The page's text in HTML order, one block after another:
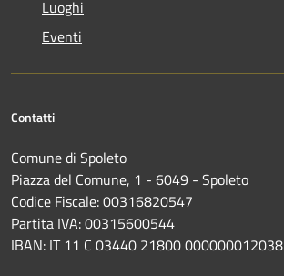
Luoghi
Eventi
Contatti
Comune di Spoleto
Piazza del Comune, 1 - 6049 - Spoleto
Codice Fiscale: 00316820547
Partita IVA: 00315600544
IBAN: IT 11 C 03440 21800 000000012038